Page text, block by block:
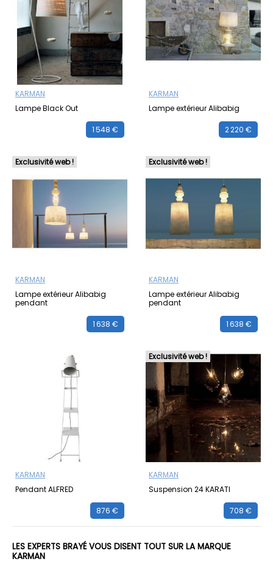
innovants et une technologie de pointe commela
lampe extérieure Alibabig
. Rejoignez-nous dans un
voyage où la lumière devient une œuvre d'art, où
l'esthétique fonctionnelle rencontre la poésie visuelle.
Bienvenue chez Karman, où la lumière n'est pas
simplement un éclat, mais une expérience.
KARMAN
Lampe Black Out
1 548 €
KARMAN
Lampe extérieur Alibabig
2 220 €
Exclusivité web !
KARMAN
Lampe extérieur Alibabig
pendant
1 638 €
Exclusivité web !
KARMAN
Lampe extérieur Alibabig
pendant
1 638 €
KARMAN
Pendant ALFRED
876 €
Exclusivité web !
KARMAN
Suspension 24 KARATI
708 €
LES EXPERTS BRAYÉ VOUS DISENT TOUT SUR LA MARQUE
KARMAN